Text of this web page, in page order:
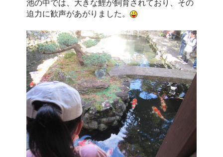
池の中では、大きな鯉が飼育されており、その
迫力に歓声があがりました。